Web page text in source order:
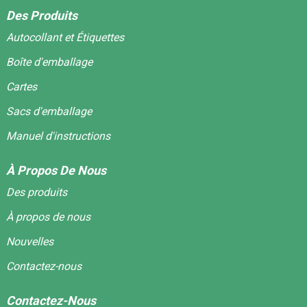
Des Produits
Autocollant et Étiquettes
Boîte d'emballage
Cartes
Sacs d'emballage
Manuel d'instructions
À Propos De Nous
Des produits
À propos de nous
Nouvelles
Contactez-nous
Contactez-Nous